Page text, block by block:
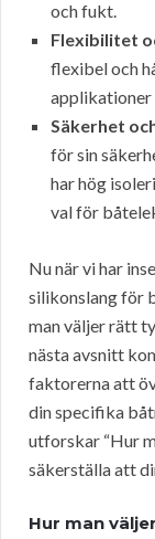
och fukt.
Flexibilitet
flexibel och
applikationer
Säkerhet
för sin
har hög
val för
Nu när vi har
silikonslang för
man väljer rätt
nästa avsnitt
faktorerna att
din specifika
utforskar “Hur
säkerställa att
Hur man